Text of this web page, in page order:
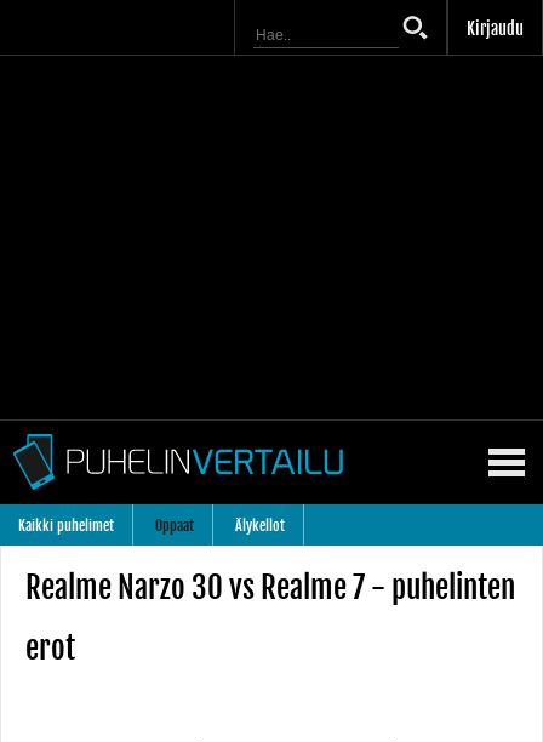
Kirjaudu
Kaikki puhelimet Oppaat Älykellot
Realme Narzo 30 vs Realme 7 - puhelinten
erot